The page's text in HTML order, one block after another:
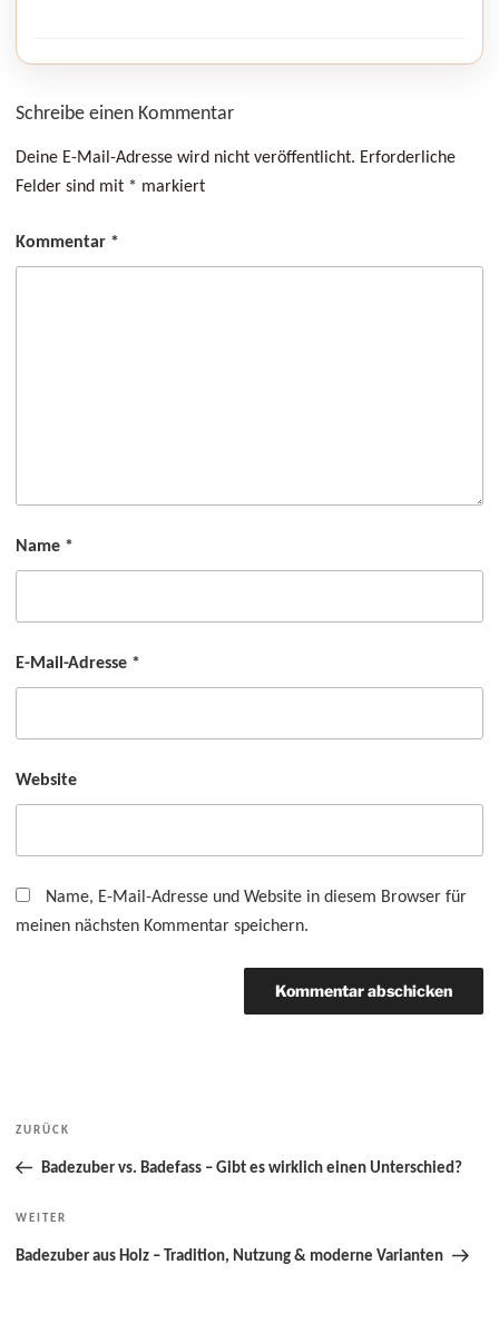
Schreibe einen Kommentar
Deine E-Mail-Adresse wird nicht veröffentlicht. Erforderliche
Felder sind mit * markiert
Kommentar *
Name *
E-Mail-Adresse *
Website
Name, E-Mail-Adresse und Website in diesem Browser für
meinen nächsten Kommentar speichern.
Beitragsnavigation
Vorheriger
Beitrag
ZURÜCK
Badezuber vs. Badefass – Gibt es wirklich einen Unterschied?
Nächster
Beitrag
WEITER
Badezuber aus Holz – Tradition, Nutzung & moderne Varianten